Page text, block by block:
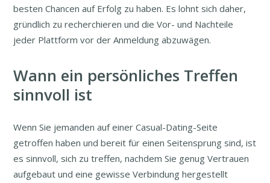
besten Chancen auf Erfolg zu haben. Es lohnt sich daher,
gründlich zu recherchieren und die Vor- und Nachteile
jeder Plattform vor der Anmeldung abzuwägen.
Wann ein persönliches Treffen
sinnvoll ist
Wenn Sie jemanden auf einer Casual-Dating-Seite
getroffen haben und bereit für einen Seitensprung sind, ist
es sinnvoll, sich zu treffen, nachdem Sie genug Vertrauen
aufgebaut und eine gewisse Verbindung hergestellt